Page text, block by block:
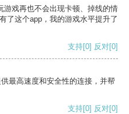
游戏再也不会出现卡顿、掉线的情
了这个app，我的游戏水平提升了
支持[0] 反对[0]
最高速度和安全性的连接，并帮
支持[0] 反对[0]